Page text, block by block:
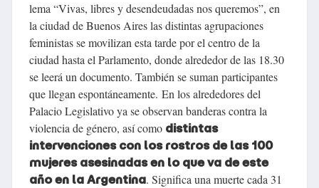
lema “Vivas, libres y desendeudadas nos queremos”, en
la ciudad de Buenos Aires las distintas agrupaciones
feministas se movilizan esta tarde por el centro de la
ciudad hasta el Parlamento, donde alrededor de las 18.30
se leerá un documento. También se suman participantes
que llegan espontáneamente. En los alrededores del
Palacio Legislativo ya se observan banderas contra la
violencia de género, así como distintas
intervenciones con los rostros de las 100
mujeres asesinadas en lo que va de este
año en la Argentina. Significa una muerte cada 31